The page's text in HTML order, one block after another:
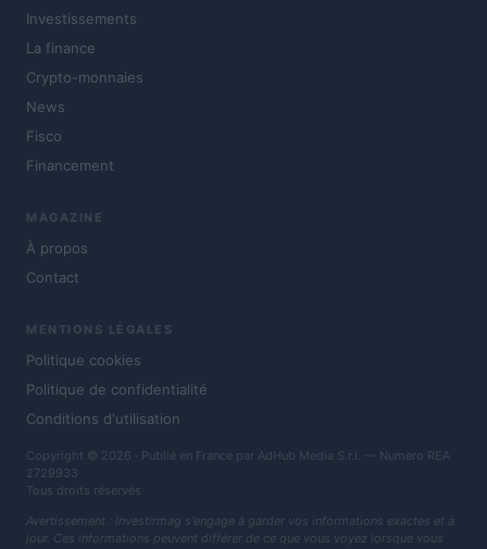
Investissements
La finance
Crypto-monnaies
News
Fisco
Financement
MAGAZINE
À propos
Contact
MENTIONS LÉGALES
Politique cookies
Politique de confidentialité
Conditions d'utilisation
Copyright © 2026 · Publié en France par AdHub Media S.r.l. — Numero REA
2729933
Tous droits réservés
Avertissement : Investirmag s'engage à garder vos informations exactes et à
jour. Ces informations peuvent différer de ce que vous voyez lorsque vous